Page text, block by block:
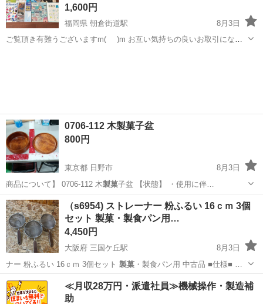
1,600円
福岡県 朝倉街道駅
8月3日
ご覧頂き有難うございますm(_ _)m お互い気持ちの良いお取引になる
0706-112 木製菓子盆
800円
東京都 日野市
8月3日
商品について】 0706-112 木製菓 子盆 【状態】 ・使用に伴…
東京 日野市 現地
（s6954) ストレーナー 粉ふるい 16ｃｍ 3個
セット 製菓・製食パン用…
4,450円
大阪府 三国ケ丘駅
8月3日
ナー 粉ふるい 16ｃｍ 3個セット 製菓 ・製食パン用 中古品 ■仕様■ …
大阪 堺市 三国ケ丘駅 調理器具 商品
≪月収28万円・派遣社員≫機械操作・製造補
助